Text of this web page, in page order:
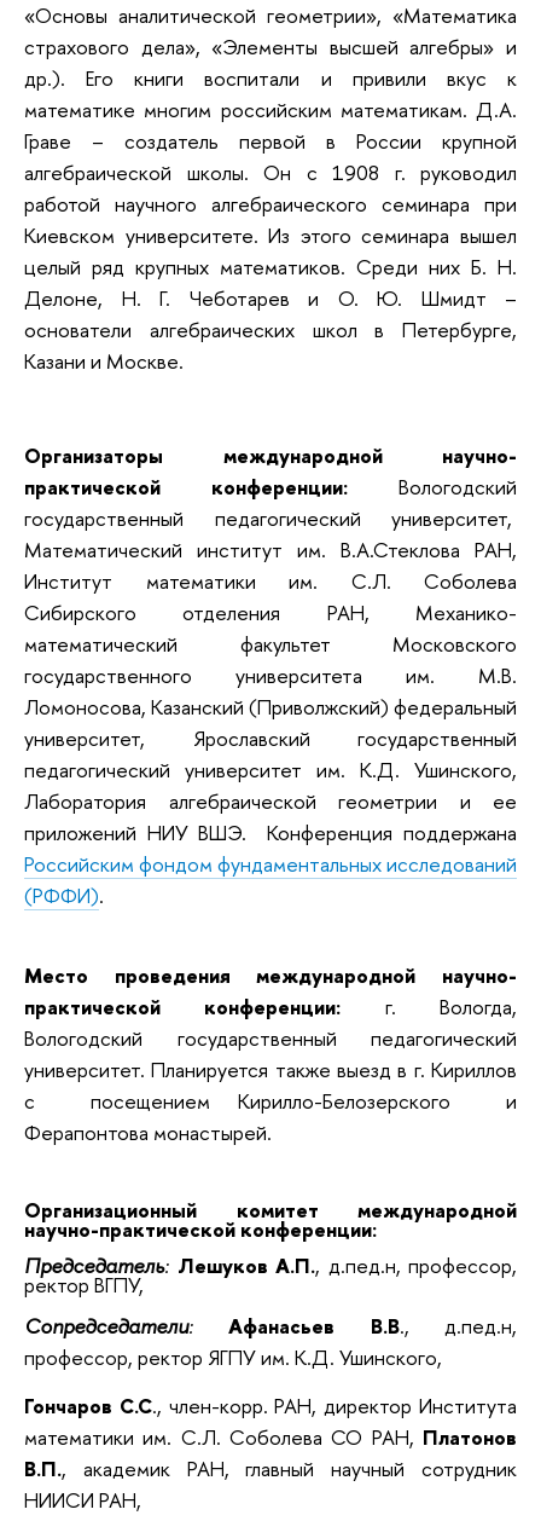
«Основы аналитической геометрии», «Математика
страхового дела», «Элементы высшей алгебры» и
др.). Его книги воспитали и привили вкус к
математике многим российским математикам. Д.А.
Граве – создатель первой в России крупной
алгебраической школы. Он с 1908 г. руководил
работой научного алгебраического семинара при
Киевском университете. Из этого семинара вышел
целый ряд крупных математиков. Среди них Б. Н.
Делоне, Н. Г. Чеботарев и О. Ю. Шмидт –
основатели алгебраических школ в Петербурге,
Казани и Москве.
Организаторы международной научно-
практической конференции: Вологодский
государственный педагогический университет,
Математический институт им. В.А.Стеклова РАН,
Институт математики им. С.Л. Соболева
Сибирского отделения РАН, Механико-
математический факультет Московского
государственного университета им. М.В.
Ломоносова, Казанский (Приволжский) федеральный
университет, Ярославский государственный
педагогический университет им. К.Д. Ушинского,
Лаборатория алгебраической геометрии и ее
приложений НИУ ВШЭ. Конференция поддержана
Российским фондом фундаментальных исследований
(РФФИ).
Место проведения международной научно-
практической конференции: г. Вологда,
Вологодский государственный педагогический
университет. Планируется также выезд в г. Кириллов
с посещением Кирилло-Белозерского и
Ферапонтова монастырей.
Организационный комитет международной
научно-практической конференции:
Председатель: Лешуков А.П., д.пед.н, профессор,
ректор ВГПУ,
Сопредседатели: Афанасьев В.В., д.пед.н,
профессор, ректор ЯГПУ им. К.Д. Ушинского,
Гончаров С.С., член-корр. РАН, директор Института
математики им. С.Л. Соболева СО РАН, Платонов
В.П., академик РАН, главный научный сотрудник
НИИСИ РАН,